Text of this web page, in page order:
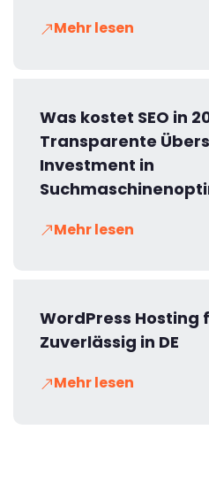
Mehr lesen
Was kostet SEO in
Transparente
Investment in
Mehr lesen
WordPress Hosting
Zuverlässig in DE
Mehr lesen